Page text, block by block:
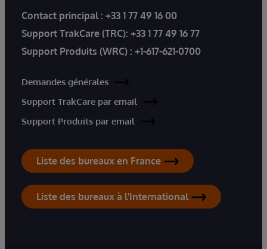
Contact principal : +33 1 77 49 16 00
Support TrakCare (TRC): +33 1 77 49 16 77
Support Produits (WRC) : +1-617-621-0700
Demandes générales
Support TrakCare par email
Support Produits par email
Liste des bureaux en France
Liste des bureaux à l'International